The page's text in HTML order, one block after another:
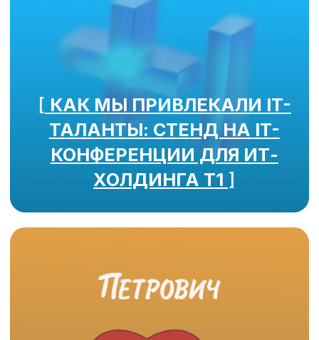
Согласен на обработку моих
персональных данных
в соответствии с
политикой
Согласен на получение
информационных и рекламных
рассылок
Отправить
Москва:
8 (499) 389-90-65